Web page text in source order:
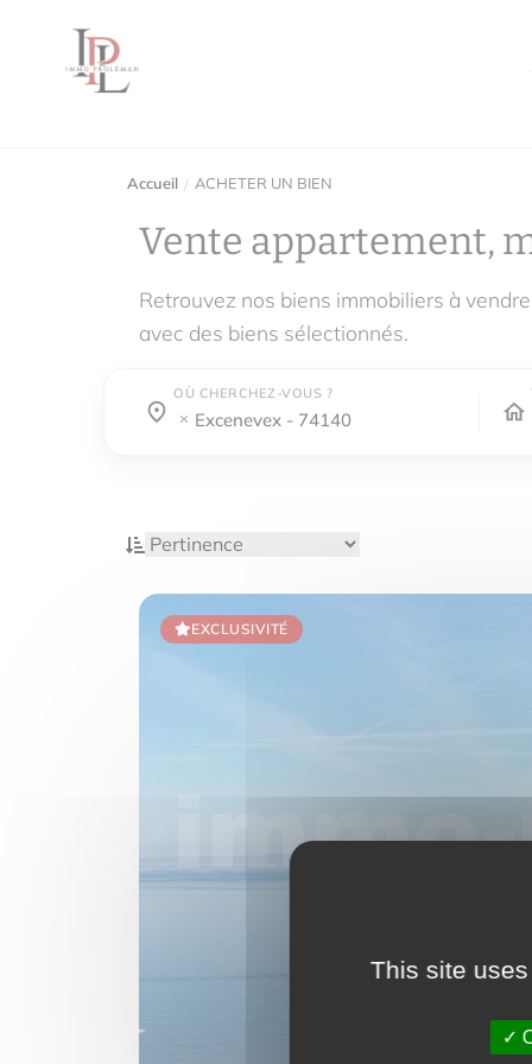
Accueil ACHETER UN BIEN
Vente appartement,
Retrouvez nos biens immobiliers à
avec des biens sélectionnés.
OÙ CHERCHEZ-VOUS ?
Où cherchez-vous ?
excenevex - 74140
Où cherchez-vous ?
EXCLUSIVITÉ
This site